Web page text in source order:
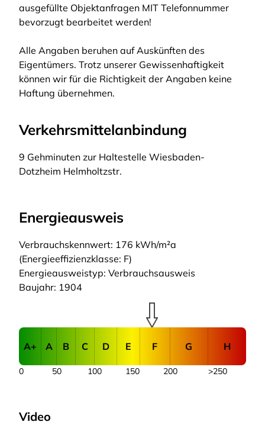
ausgefüllte Objektanfragen MIT Telefonnummer
bevorzugt bearbeitet werden!
Alle Angaben beruhen auf Auskünften des
Eigentümers. Trotz unserer Gewissenhaftigkeit
können wir für die Richtigkeit der Angaben keine
Haftung übernehmen.
Verkehrsmittelanbindung
9 Gehminuten zur Haltestelle Wiesbaden-
Dotzheim Helmholtzstr.
Energieausweis
Verbrauchskennwert: 176 kWh/m²a
(Energieeffizienzklasse: F)
Energieausweistyp: Verbrauchsausweis
Baujahr: 1904
A+ A B C D E F G H
50 100 150 200
0 >250
Video